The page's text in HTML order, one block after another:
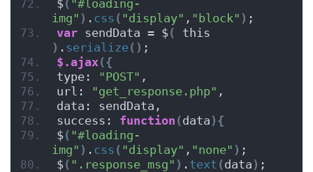
$( "#loading-
img" ) . css ( "display" , "block" ) ;
var sendData = $(
) . serialize() ;
$.ajax({
type: "POST" ,
url: "get_response.php" ,
data: sendData,
success: function (data ){
$( "#loading-
img" ) . css ( "display" , "none" ) ;
$( ".response_msg" ) . text (data ) ;